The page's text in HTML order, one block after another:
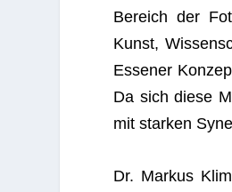
Bereich der
Kunst,
Esse­ner
Da sich diese
mit star­ken
Dr. Mar­kus